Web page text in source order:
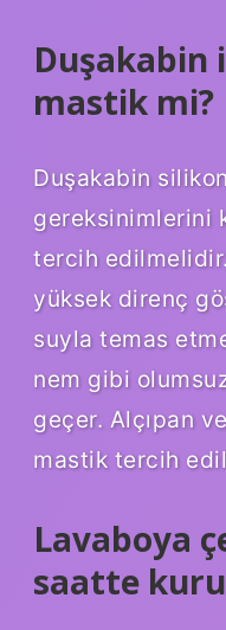
Duşakabin
mastik mi?
Duşakabin
gereksinimlerini
tercih
yüksek direnç
suyla temas
nem gibi
geçer. Alçıpan
mastik tercih
Lavaboya
saatte